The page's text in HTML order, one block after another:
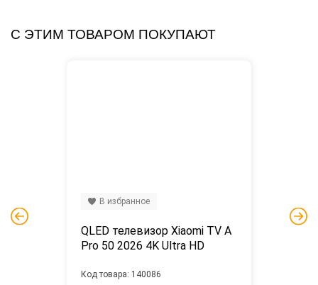
С ЭТИМ ТОВАРОМ ПОКУПАЮТ
QLED телевизор Xiaomi TV A
Pro 50 2026 4K Ultra HD
Код товара: 140086
В избранное